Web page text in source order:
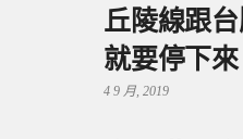
丘陵線跟
就要停下
4 9 月, 2019